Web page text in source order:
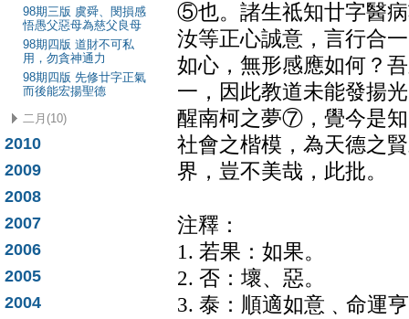
98期三版 虞舜、閔損感
悟愚父惡母為慈父良母
98期四版 道財不可私
用，勿貪神通力
98期四版 先修廿字正氣
而後能宏揚聖德
二月(10)
2010
2009
2008
2007
2006
2005
2004
⑤也。諸生祗知廿字醫
汝等正心誠意，言行合
如心，無形感應如何？
一，因此教道未能發揚
醒南柯之夢⑦，覺今是
社會之楷模，為天德之
界，豈不美哉，此批。
注釋：
1. 若果：如果。
2. 否：壞、惡。
3. 泰：順適如意﹑命運